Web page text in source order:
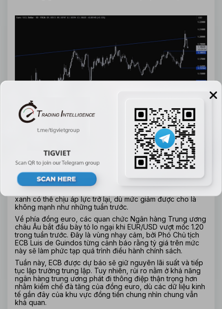
Biểu đồ phân tích kỹ thuật khung ngày EUR/USD.
Báo cáo việc làm phi nông nghiệp sẽ là tâm điểm trong
tuần này, nhưng thị trường cũng sẽ theo dõi nhiều dữ liệu
quan trọng khác. Hiện nhà đầu tư đang định giá khoảng 55
điểm cơ bản nới lỏng vào cuối năm. Nếu dữ liệu khả quan,
kỳ vọng này có thể bị điều chỉnh giảm, qua đó hỗ trợ đồng
xanh có thể chịu áp lực trở lại, dù mức giảm được cho là
không mạnh như những tuần trước.
Về phía đồng euro, các quan chức Ngân hàng Trung ương
châu Âu bắt đầu bày tỏ lo ngại khi EUR/USD vượt mốc 1.20
trong tuần trước. Đây là vùng nhạy cảm, bởi Phó Chủ tịch
ECB Luis de Guindos từng cảnh báo rằng tỷ giá trên mức
này sẽ làm phức tạp quá trình điều hành chính sách.
Tuần này, ECB được dự báo sẽ giữ nguyên lãi suất và tiếp
tục lập trường trung lập. Tuy nhiên, rủi ro nằm ở khả năng
ngân hàng trung ương phát đi thông điệp thận trọng hơn
nhằm kiềm chế đà tăng của đồng euro, dù các dữ liệu kinh
tế gần đây của khu vực đồng tiền chung nhìn chung vẫn
khả quan.